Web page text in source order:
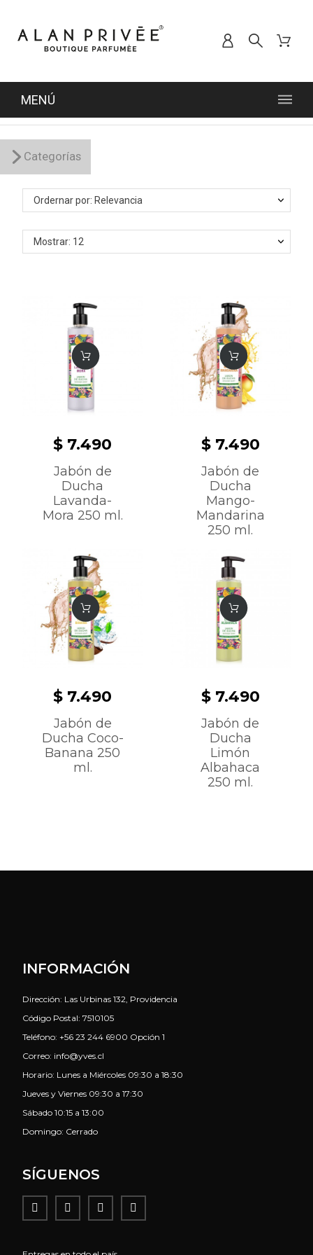
MENÚ
Categorías
Ordernar por: Relevancia
Mostrar: 12
Jabón de
Ducha
Lavanda-
Mora 250 ml.
$ 7.490
Jabón de
Ducha
Mango-
Mandarina
250 ml.
$ 7.490
Jabón de
Ducha Coco-
Banana 250
ml.
$ 7.490
Jabón de
Ducha
Limón
Albahaca
250 ml.
$ 7.490
INFORMACIÓN
Dirección: Las Urbinas 132, Providencia
Código Postal: 7510105
Teléfono: +56 23 244 6900 Opción 1
Correo: info@yves.cl
Horario: Lunes a Miércoles 09:30 a 18:30
Jueves y Viernes 09:30 a 17:30
Sábado 10:15 a 13:00
Domingo: Cerrado
SÍGUENOS